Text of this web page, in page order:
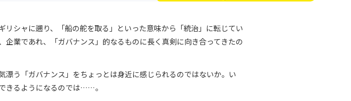
リシャに遡り、「船の舵を取る」といった意味から「統治」に転じてい
業であれ、「ガバナンス」的なるものに長く真剣に向き合ってきたの
う「ガバナンス」をちょっとは身近に感じられるのではないか。い
きるようになるのでは……。